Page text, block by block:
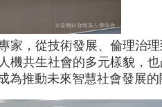
，從技術發展、倫理治
共生社會的多元樣貌，
推動未來智慧社會發展的